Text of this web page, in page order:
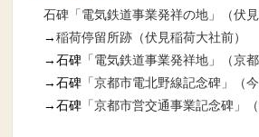
石碑「電気鉄道事業発祥の地」（伏見
→稲荷停留所跡（伏見稲荷大社前）
→石碑 「電気鉄道事業発祥地」（京都
→石碑 「京都市電北野線記念碑」（
→石碑 「京都市営交通事業記念碑」